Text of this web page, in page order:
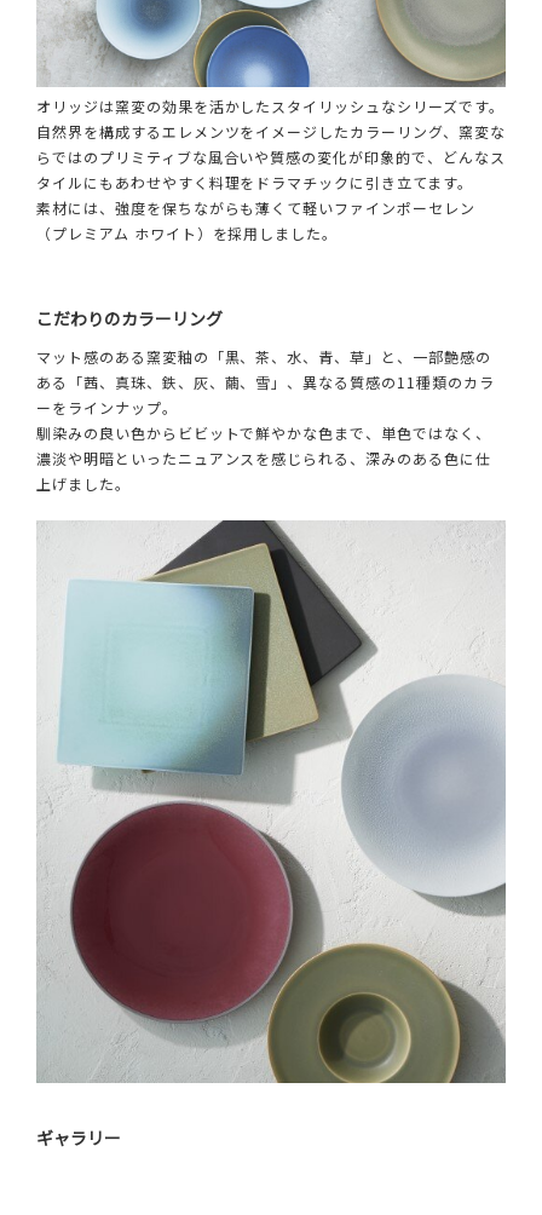
オリッジは窯変の効果を活かしたスタイリッシュなシリーズです。
自然界を構成するエレメンツをイメージしたカラーリング、窯変な
らではのプリミティブな風合いや質感の変化が印象的で、どんなス
タイルにもあわせやすく料理をドラマチックに引き立てます。
素材には、強度を保ちながらも薄くて軽いファインポーセレン
（プレミアム ホワイト）を採用しました。
こだわりのカラーリング
マット感のある窯変釉の「黒、茶、水、青、草」と、一部艶感の
ある「茜、真珠、鉄、灰、繭、雪」、異なる質感の11種類のカラ
ーをラインナップ。
馴染みの良い色からビビットで鮮やかな色まで、単色ではなく、
濃淡や明暗といったニュアンスを感じられる、深みのある色に仕
上げました。
ギャラリー